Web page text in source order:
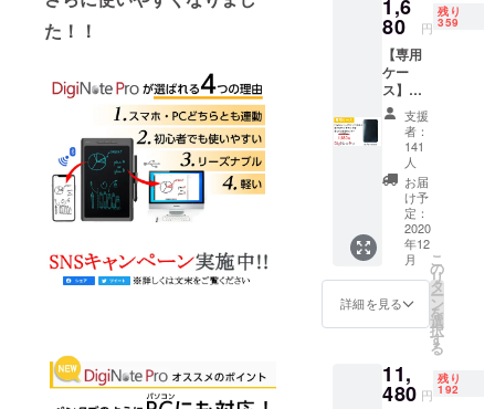
た！！
う活動して
います。
お問い合わ
せ先：
info★msapo
★を@に変
えてご連絡
願います
1,6
80 円
残り
359
【専用
ケー
ス】
DigiNot
e Pro
用 限
定数500
個
支援
者：
141
人
お届
け予
定：
2020
年12
月
詳細を見る
こ
の
リ
タ
ー
ン
を
選
択
す
る
11,
480 円
残り
192